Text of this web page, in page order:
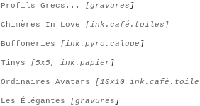
Profils Grecs... [gravures ]
Chimères In Love [ink.café.toiles]
Buffoneries [ink.pyro.calque ]
Tinys [5x5, ink.papier ]
Ordinaires Avatars [10x10
Les Élégantes [gravures ]